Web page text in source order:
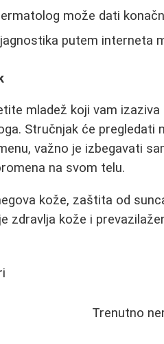
može dati
putem interneta
mladež koji vam
Stručnjak će pregledati
važno je izbegavati
na svom telu.
kože, zaštita od
zdravlja kože i
Trenutno